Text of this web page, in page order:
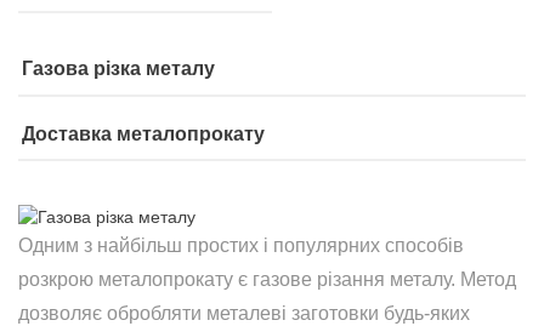
Газова різка металу
Доставка металопрокату
Одним з найбільш простих і популярних способів
розкрою металопрокату є газове різання металу. Метод
дозволяє обробляти металеві заготовки будь-яких